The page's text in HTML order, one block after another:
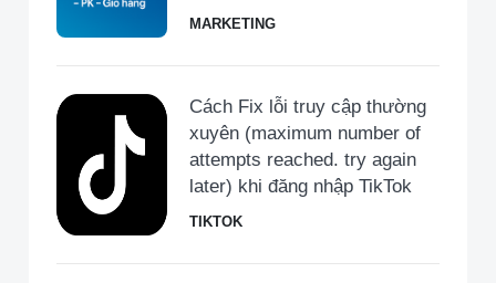
MARKETING
Cách Fix lỗi truy cập thường
xuyên (maximum number of
attempts reached. try again
later) khi đăng nhập TikTok
TIKTOK